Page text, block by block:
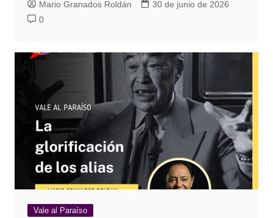
Mario Granados Roldán
30 de junio de 2026
0
Vale al Paraíso